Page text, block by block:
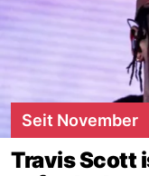
Seit November
Travis Scott